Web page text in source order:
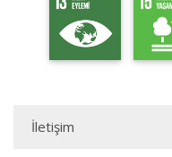
İletişim